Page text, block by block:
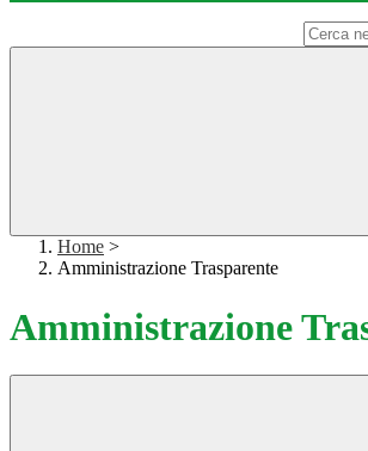
Home >
Amministrazione Trasparente
Amministrazione